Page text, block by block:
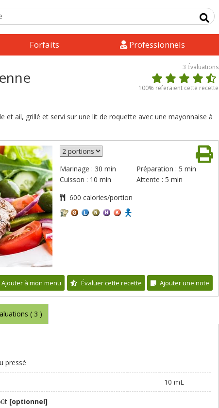
Forfaits Professionnels
3 Évaluations
100% referaient cette recette
et ail, grillé et servi sur une lit de roquette avec une mayonnaise à
Marinage : 30 min
Préparation : 5 min
Cuisson : 10 min
Attente : 5 min
600 calories/portion
Ajouter à mon menu Évaluer cette recette Ajouter une note
( 3 )
pressé
10 mL
[optionnel]